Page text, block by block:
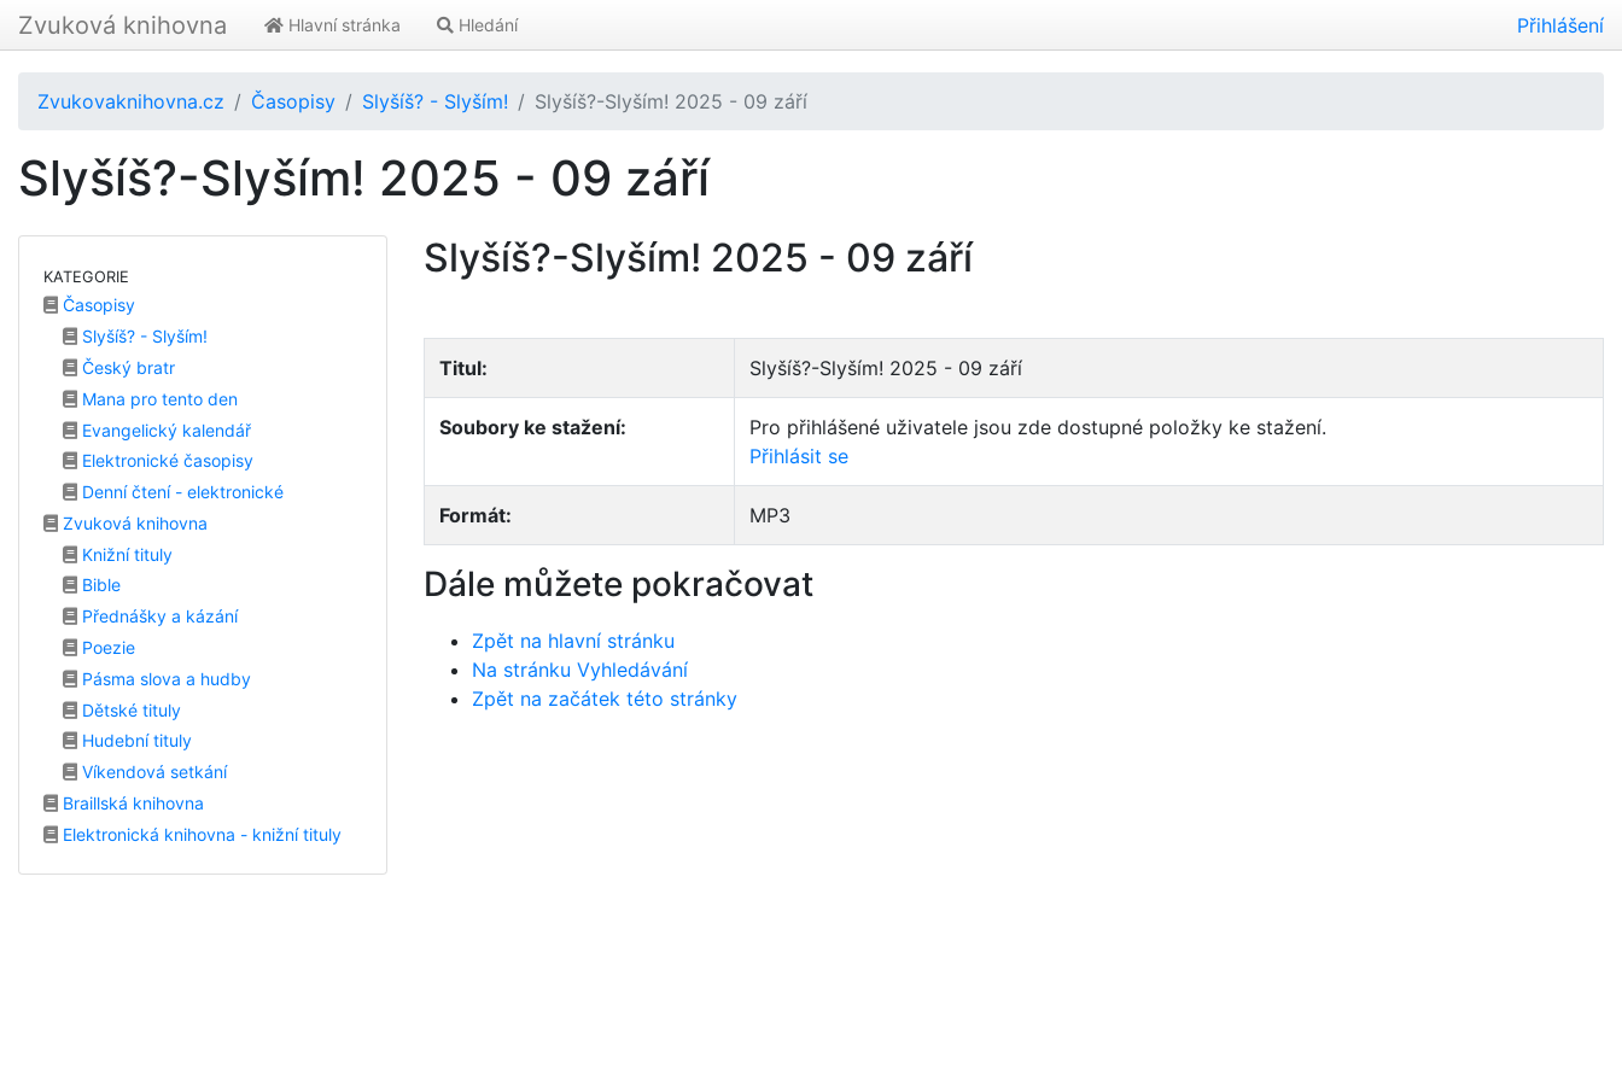
Zvuková knihovna Hlavní stránka Hledání Přihlášení
Zvukovaknihovna.cz Časopisy Slyšíš? - Slyším! Slyšíš?-Slyším! 2025 - 09 září
Slyšíš?-Slyším! 2025 - 09 září
KATEGORIE
Časopisy
Slyšíš? - Slyším!
Český bratr
Mana pro tento den
Evangelický kalendář
Elektronické časopisy
Denní čtení - elektronické
Zvuková knihovna
Knižní tituly
Bible
Přednášky a kázání
Poezie
Pásma slova a hudby
Dětské tituly
Hudební tituly
Víkendová setkání
Braillská knihovna
Elektronická knihovna - knižní tituly
Slyšíš?-Slyším! 2025 - 09 září
Titul: Slyšíš?-Slyším! 2025 - 09 září
Soubory ke stažení:
Pro přihlášené uživatele jsou zde dostupné položky ke stažení.
Přihlásit se
Formát: MP3
Dále můžete pokračovat
Zpět na hlavní stránku
Na stránku Vyhledávání
Zpět na začátek této stránky